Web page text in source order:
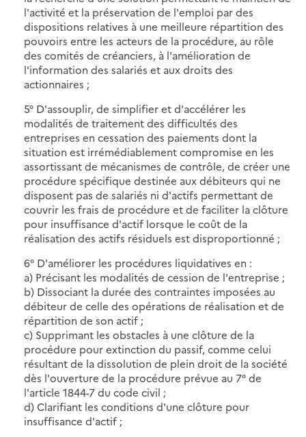
l'activité et la préservation de l'emploi par des
dispositions relatives à une meilleure répartition des
pouvoirs entre les acteurs de la procédure, au rôle
des comités de créanciers, à l'amélioration de
l'information des salariés et aux droits des
actionnaires ;
5° D'assouplir, de simplifier et d'accélérer les
modalités de traitement des difficultés des
entreprises en cessation des paiements dont la
situation est irrémédiablement compromise en les
assortissant de mécanismes de contrôle, de créer une
procédure spécifique destinée aux débiteurs qui ne
disposent pas de salariés ni d'actifs permettant de
couvrir les frais de procédure et de faciliter la clôture
pour insuffisance d'actif lorsque le coût de la
réalisation des actifs résiduels est disproportionné ;
6° D'améliorer les procédures liquidatives en :
a) Précisant les modalités de cession de l'entreprise ;
b) Dissociant la durée des contraintes imposées au
débiteur de celle des opérations de réalisation et de
répartition de son actif ;
c) Supprimant les obstacles à une clôture de la
procédure pour extinction du passif, comme celui
résultant de la dissolution de plein droit de la société
dès l'ouverture de la procédure prévue au 7° de
l'article 1844-7 du code civil ;
d) Clarifiant les conditions d'une clôture pour
insuffisance d'actif ;